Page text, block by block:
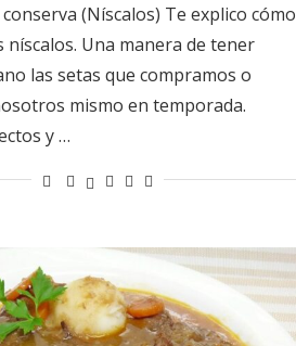
(Níscalos) Te explico cómo
níscalos. Una manera de tener
las setas que compramos o
mismo en temporada.
y …